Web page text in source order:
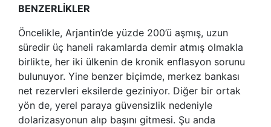
BENZERLİKLER
Öncelikle, Arjantin’de yüzde 200’ü aşmış, uzun
süredir üç haneli rakamlarda demir atmış olmakla
birlikte, her iki ülkenin de kronik enflasyon sorunu
bulunuyor. Yine benzer biçimde, merkez bankası
net rezervleri eksilerde geziniyor. Diğer bir ortak
yön de, yerel paraya güvensizlik nedeniyle
dolarizasyonun alıp başını gitmesi. Şu anda